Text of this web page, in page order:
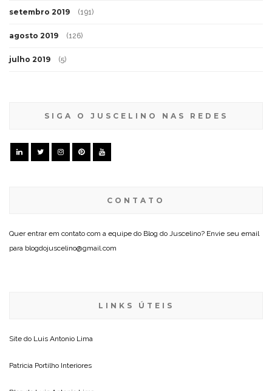
setembro 2019 (191)
agosto 2019 (126)
julho 2019 (5)
SIGA O JUSCELINO NAS REDES
CONTATO
Quer entrar em contato com a equipe do Blog do Juscelino? Envie seu email
para blogdojuscelino@gmail.com
LINKS ÚTEIS
Site do Luis Antonio Lima
Patricia Portilho Interiores